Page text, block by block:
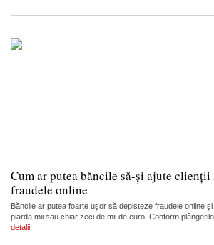
Cum ar putea băncile să-și ajute clienții
fraudele online
Băncile ar putea foarte ușor să depisteze fraudele online
piardă mii sau chiar zeci de mii de euro. Conform
detalii